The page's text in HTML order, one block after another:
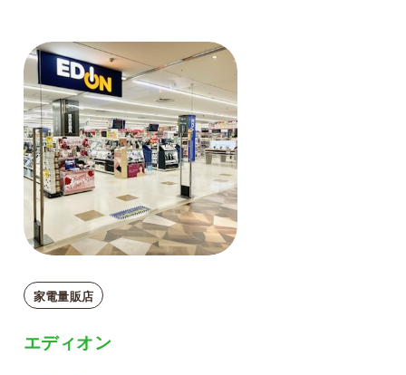
エディオン
家電量販店